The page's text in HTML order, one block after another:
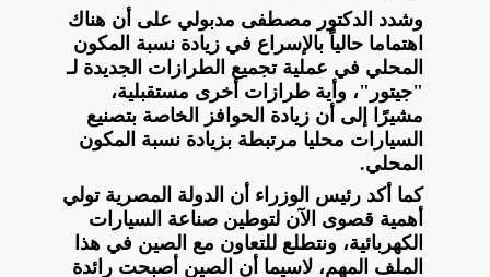
وشدد الدكتور مصطفى مدبولي على أن هناك
اهتماما حالياً بالإسراع في زيادة نسبة المكون
المحلي في عملية تجميع الطرازات الجديدة لـ
"جيتور"، وأية طرازات أخرى مستقبلية،
مشيرًا إلى أن زيادة الحوافز الخاصة بتصنيع
السيارات محليا مرتبطة بزيادة نسبة المكون
المحلي.
كما أكد رئيس الوزراء أن الدولة المصرية تولي
أهمية قصوى الآن لتوطين صناعة السيارات
الكهربائية، ونتطلع للتعاون مع الصين في هذا
الملف المهم، لاسيما أن الصين أصبحت رائدة